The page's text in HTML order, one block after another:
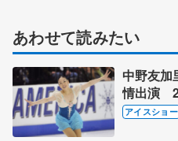
あわせて読みたい
中野友加
情出演
ス」 宮
アイスショー